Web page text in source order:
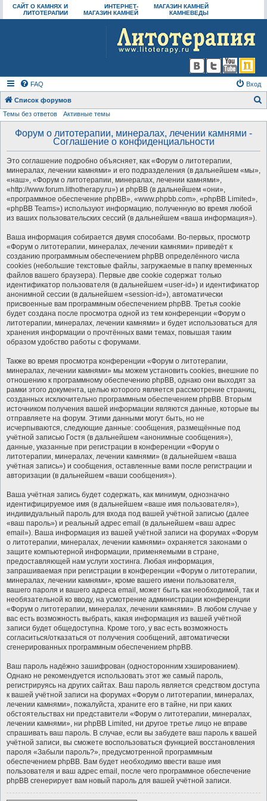
САЙТ О КАМНЯХ И
ЛИТОТЕРАПИИ
ИНТЕРНЕТ-
МАГАЗИН КАМНЕЙ
МАГАЗИН КАМНЕЙ
КАМНЕВЕДЫ
FAQ Вход
Список форумов
Темы без ответов Активные темы
Форум о литотерапии, минералах, лечении камнями -
Соглашение о конфиденциальности
Это соглашение подробно объясняет, как «Форум о литотерапии,
минералах, лечении камнями» и его подразделения (в дальнейшем «мы»,
«наш», «Форум о литотерапии, минералах, лечении камнями»,
«http://www.forum.lithotherapy.ru») и phpBB (в дальнейшем «они»,
«программное обеспечение phpBB», «www.phpbb.com», «phpBB Limited»,
«phpBB Teams») используют информацию, полученную во время любой
из ваших пользовательских сессий (в дальнейшем «ваша информация»).
Ваша информация собирается двумя способами. Во-первых, просмотр
«Форум о литотерапии, минералах, лечении камнями» приведёт к
созданию программным обеспечением phpBB определённого числа
cookies (небольшие текстовые файлы, загружаемые в папку временных
файлов вашего браузера). Первые две cookie содержат только
идентификатор пользователя (в дальнейшем «user-id») и идентификатор
анонимной сессии (в дальнейшем «session-id»), автоматически
присвоенные вам программным обеспечением phpBB. Третья cookie
будет создана после просмотра одной из тем конференции «Форум о
литотерапии, минералах, лечении камнями» и будет использоваться для
хранения информации о прочтённых вами темах, повышая таким
образом удобство работы с форумами.
Также во время просмотра конференции «Форум о литотерапии,
минералах, лечении камнями» мы можем установить cookies, внешние по
отношению к программному обеспечению phpBB, однако они выходят за
рамки этого документа, целью которого является рассмотрение страниц,
созданных исключительно программным обеспечением phpBB. Вторым
источником получения вашей информации являются данные, которые вы
отправляете на форум. Этими данными могут быть, но не
исчерпываются, следующие данные: сообщения, размещённые под
учётной записью Гостя (в дальнейшем «анонимные сообщения»),
данные, указанные при регистрации в конференции «Форум о
литотерапии, минералах, лечении камнями» (в дальнейшем «ваша
учётная запись») и сообщения, оставленные вами после регистрации и
авторизации (в дальнейшем «ваши сообщения»).
Ваша учётная запись будет содержать, как минимум, однозначно
идентифицируемое имя (в дальнейшем «ваше имя пользователя»),
индивидуальный пароль для входа под вашей учётной записью (далее
«ваш пароль») и реальный адрес email (в дальнейшем «ваш адрес
email»). Ваша информация из вашей учётной записи на форумах «Форум
о литотерапии, минералах, лечении камнями» охраняется законами о
защите компьютерной информации, применяемыми в стране,
предоставляющей нам услуги хостинга. Любая информация,
запрашиваемая при регистрации в конференции «Форум о литотерапии,
минералах, лечении камнями», кроме вашего имени пользователя,
вашего пароля и вашего адреса email, может быть как необходимой, так и
необязательной ко вводу, на усмотрение администрации конференции
«Форум о литотерапии, минералах, лечении камнями». В любом случае у
вас есть возможность выбрать, какая информация из вашей учётной
записи будет общедоступна. Кроме того, у вас есть возможность
согласиться/отказаться от получения сообщений, автоматически
сгенерированных программным обеспечением phpBB.
Ваш пароль надёжно зашифрован (односторонним хэшированием).
Однако не рекомендуется использовать этот же самый пароль,
регистрируясь на других сайтах. Ваш пароль является средством доступа
к вашей учётной записи на форумах «Форум о литотерапии, минералах,
лечении камнями», пожалуйста, храните его в тайне, ни при каких
обстоятельствах ни представители «Форум о литотерапии, минералах,
лечении камнями», ни phpBB Limited, ни другое третье лицо не вправе
спрашивать ваш пароль. В случае, если вы забудете ваш пароль к вашей
учётной записи, вы сможете воспользоваться функцией восстановления
пароля «Забыли пароль?», предусмотренной программным
обеспечением phpBB. Вам будет необходимо ввести ваше имя
пользователя и ваш адрес email, после чего программное обеспечение
phpBB сгенерирует вам новый пароль для вашей учётной записи.